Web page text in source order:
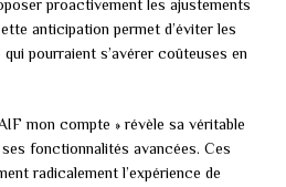
proactivement les ajustements
anticipation permet d’éviter les
pourraient s’avérer coûteuses en
mon compte » révèle sa véritable
fonctionnalités avancées. Ces
radicalement l’expérience de